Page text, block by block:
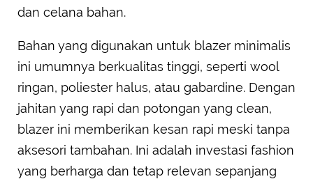
dan celana bahan.
Bahan yang digunakan untuk blazer minimalis
ini umumnya berkualitas tinggi, seperti wool
ringan, poliester halus, atau gabardine. Dengan
jahitan yang rapi dan potongan yang clean,
blazer ini memberikan kesan rapi meski tanpa
aksesori tambahan. Ini adalah investasi fashion
yang berharga dan tetap relevan sepanjang